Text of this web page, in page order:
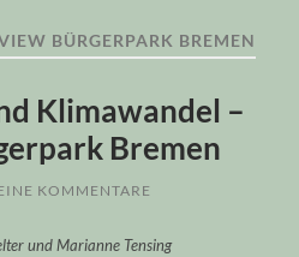
BÜRGERPARK BREMEN
Klimawandel –
Bremen
KOMMENTARE
und Marianne Tensing